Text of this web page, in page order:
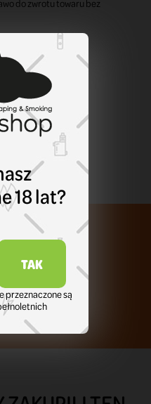
20 mg nikotyny.
!
18 lat?
TAK
przeznaczone są